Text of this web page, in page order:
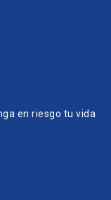
en riesgo tu vida